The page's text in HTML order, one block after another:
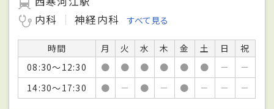
内科
神経内科 すべて見る
時間 月 火 水 木 金 土 日
祝
08:30～12:30
● ● ● ● ● ● －
－
14:30～17:30
● － ● － ● － － －